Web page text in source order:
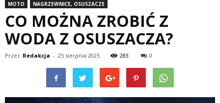
MOTO NAGRZEWNICE, OSUSZACZE
CO MOŻNA ZROBIĆ Z
WODA Z OSUSZACZA?
Przez Redakcja - 25 sierpnia 2025 283 0